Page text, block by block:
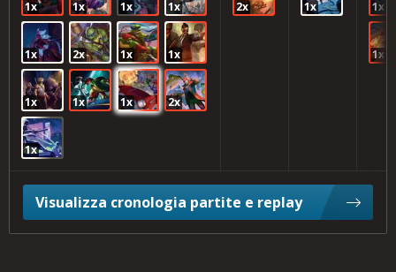
1x 1x 1x 1x
1x 2x 1x 1x
1x 1x 1x 2x
1x
2x 1x 1x
1x
Visualizza cronologia partite e replay